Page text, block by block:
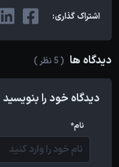
اشتراک گذاری:
دیدگاه ها ( 5 نظر )
دیدگاه خود را بنویسید
نام*